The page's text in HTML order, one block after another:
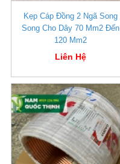
Kẹp Cáp Đồng 2 Ngã Song
Song Cho Dây 70 Mm2 Đến
120 Mm2
Liên Hệ